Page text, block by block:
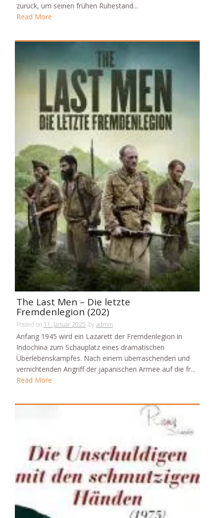
zurück, um seinen frühen Ruhestand...
Read More
The Last Men – Die letzte
Fremdenlegion (202)
Posted on 11. Januar 2025 byadmin
Anfang 1945 wird ein Lazarett der Fremdenlegion in
Indochina zum Schauplatz eines dramatischen
Überlebenskampfes. Nach einem überraschenden und
vernichtenden Angriff der japanischen Armee auf die fr...
Read More